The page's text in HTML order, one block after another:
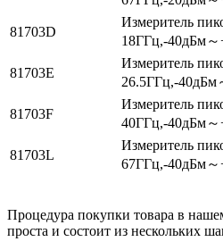
81703D
Измеритель
18ГГц,-40дБм
81703E
Измеритель
26.5ГГц,-40дБм
81703F
Измеритель
40ГГц,-40дБм
81703L
Измеритель
67ГГц,-40дБм
Процедура покупки товара в
проста и состоит из нескольких